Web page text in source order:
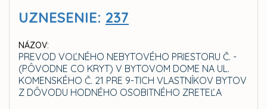
UZNESENIE: 237
NÁZOV:
PREVOD VOĽNÉHO NEBYTOVÉHO PRIESTORU Č. -
(PÔVODNE CO KRYT) V BYTOVOM DOME NA UL.
KOMENSKÉHO Č. 21 PRE 9-TICH VLASTNÍKOV BYTOV
Z DÔVODU HODNÉHO OSOBITNÉHO ZRETEĽA